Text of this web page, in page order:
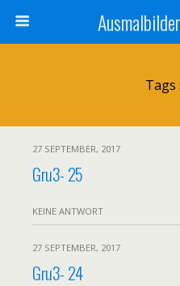
Tags
27 SEPTEMBER, 2017
Gru3- 25
KEINE ANTWORT
27 SEPTEMBER, 2017
Gru3- 24